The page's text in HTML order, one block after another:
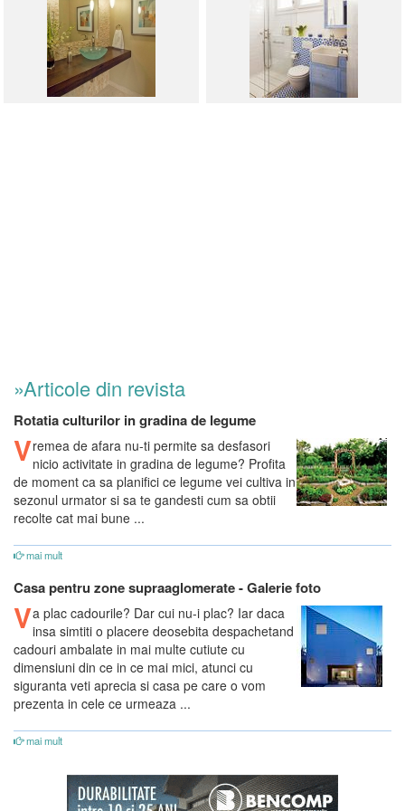
»Articole din revista
Rotatia culturilor in gradina de legume
Vremea de afara nu-ti permite sa desfasori
nicio activitate in gradina de legume? Profita
de moment ca sa planifici ce legume vei cultiva in
sezonul urmator si sa te gandesti cum sa obtii
recolte cat mai bune ...
mai mult
Casa pentru zone supraaglomerate - Galerie foto
Va plac cadourile? Dar cui nu-i plac? Iar daca
insa simtiti o placere deosebita despachetand
cadouri ambalate in mai multe cutiute cu
dimensiuni din ce in ce mai mici, atunci cu
siguranta veti aprecia si casa pe care o vom
prezenta in cele ce urmeaza ...
mai mult